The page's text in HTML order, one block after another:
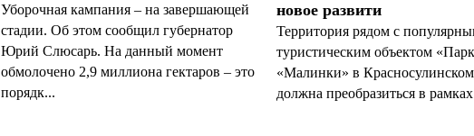
Уборочная кампания – на завершающей
стадии. Об этом сообщил губернатор
Юрий Слюсарь. На данный момент
обмолочено 2,9 миллиона гектаров – это
порядк...
новое развити
Территория рядом с
туристическим объектом
«Малинки» в
должна преобразиться в